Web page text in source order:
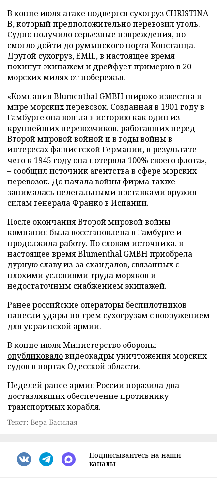
В конце июля атаке подвергся сухогруз CHRISTINA
B, который предположительно перевозил уголь.
Судно получило серьезные повреждения, но
смогло дойти до румынского порта Констанца.
Другой сухогруз, EMIL, в настоящее время
покинут экипажем и дрейфует примерно в 20
морских милях от побережья.
«Компания Blumenthal GMBH широко известна в
мире морских перевозок. Созданная в 1901 году в
Гамбурге она вошла в историю как один из
крупнейших перевозчиков, работавших перед
Второй мировой войной и в годы войны в
интересах фашистской Германии, в результате
чего к 1945 году она потеряла 100% своего флота»,
– сообщил источник агентства в сфере морских
перевозок. До начала войны фирма также
занималась нелегальными поставками оружия
силам генерала Франко в Испании.
После окончания Второй мировой войны
компания была восстановлена в Гамбурге и
продолжила работу. По словам источника, в
настоящее время Blumenthal GMBH приобрела
дурную славу из-за скандалов, связанных с
плохими условиями труда моряков и
недостаточным снабжением экипажей.
Ранее российские операторы беспилотников
нанеслиудары по трем сухогрузам с вооружением
для украинской армии.
В конце июля Министерство обороны
опубликоваловидеокадры уничтожения морских
судов в портах Одесской области.
Неделей ранее армия Россиипоразила два
доставлявших обеспечение противнику
транспортных корабля.
Текст: Вера Басилая
Подписывайтесь на наши
каналы